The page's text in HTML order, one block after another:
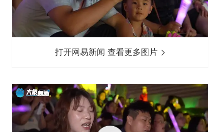
打开网易新闻 查看更多图片